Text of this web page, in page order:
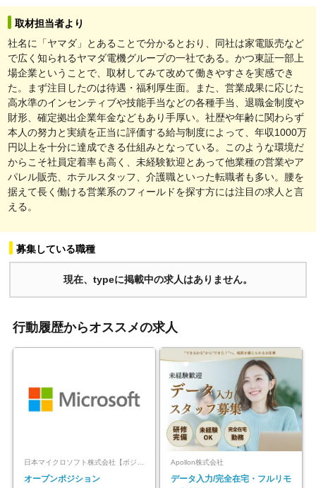
取材担当者より
社名に「ヤマダ」とあることで分かるとおり、同社は家電販売など
で広く知られるヤマダ電機グループの一社である。かつ東証一部上
場企業ということで、取材してみて改めて働きやすさを実感でき
た。まず注目したのは待遇・福利厚生面。また、営業成果に応じた
高水準のインセンティブや技能手当などの各種手当、退職金制度や
財形、確定拠出企業年金などもあり手厚い。社歴や年齢に関わらず
本人の努力と実績を正当に評価する給与制度によって、年収1000万
円以上を十分に達成できる仕組みとなっている。このような環境だ
からこそ社員定着率も高く、未経験歓迎とあって他業種の営業やア
パレル販売、ホテルスタッフ、介護職といった転職者も多い。腰を
据えて長く働ける営業系のフィールドを探す方には注目の求人と言
える。
募集している職種
現在、typeに掲載中の求人はありません。
行動履歴からオススメの求人
オープンポジション
Apollon株式会社
データ入力/完全在宅・フルリモ